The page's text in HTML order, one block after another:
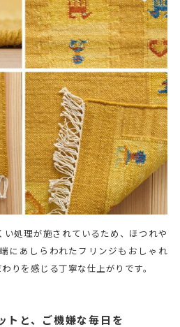
処理が施されているため、ほつれや
にあしらわれたフリンジもおしゃれ
りを感じる丁寧な仕上がりです。
トと、ご機嫌な毎日を